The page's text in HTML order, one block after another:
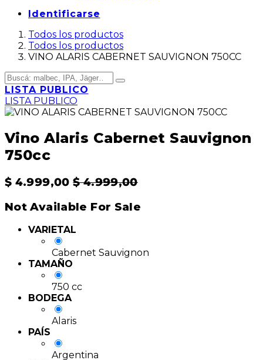
Identificarse
Todos los productos
Todos los productos
VINO ALARIS CABERNET SAUVIGNON 750CC
LISTA PUBLICO
LISTA PUBLICO
Vino Alaris Cabernet Sauvignon
750cc
$ 4.999,00 $4.999,00
Not Available For Sale
VARIETAL
Cabernet Sauvignon
TAMAÑO
750 cc
BODEGA
Alaris
PAÍS
Argentina